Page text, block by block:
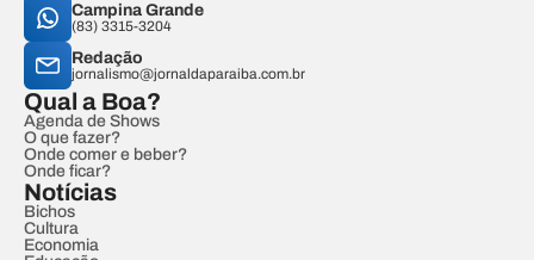
Campina Grande
(83) 3315-3204
Redação
jornalismo@jornaldaparaiba.com.br
Qual a Boa?
Agenda de Shows
O que fazer?
Onde comer e beber?
Onde ficar?
Notícias
Bichos
Cultura
Economia